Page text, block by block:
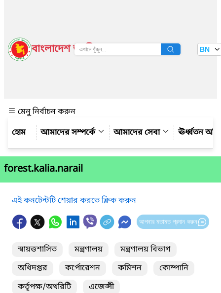
বাংলাদেশ জাতীয় তথ্য বাতায়ন BN
মেনু নির্বাচন করুন
আমাদের সম্পর্কে
আমাদের সেবা ঊর্ধ্বতন
forest.kalia.narail
এই কনটেন্টটি শেয়ার করতে ক্লিক করুন
আপনার মতামত প্রদান করুন
স্বায়ত্তশাসিত মন্ত্রণালয়
মন্ত্রণালয় বিভাগ
অধিদপ্তর
কর্পোরেশন কমিশন
কোম্পানি
কর্তৃপক্ষ/অথরিটি
এজেন্সী